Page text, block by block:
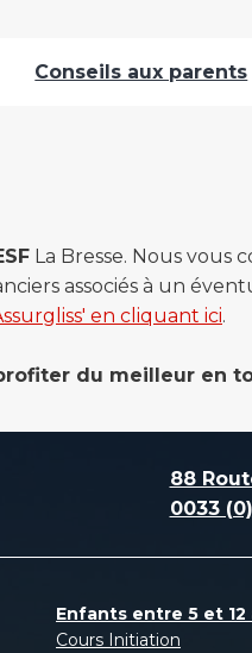
Conseils aux parents
La Bresse. Nous vous
associés à un
en cliquant ici.
du meilleur en
88
0033
Enfants entre 5 et 12
Cours Initiation